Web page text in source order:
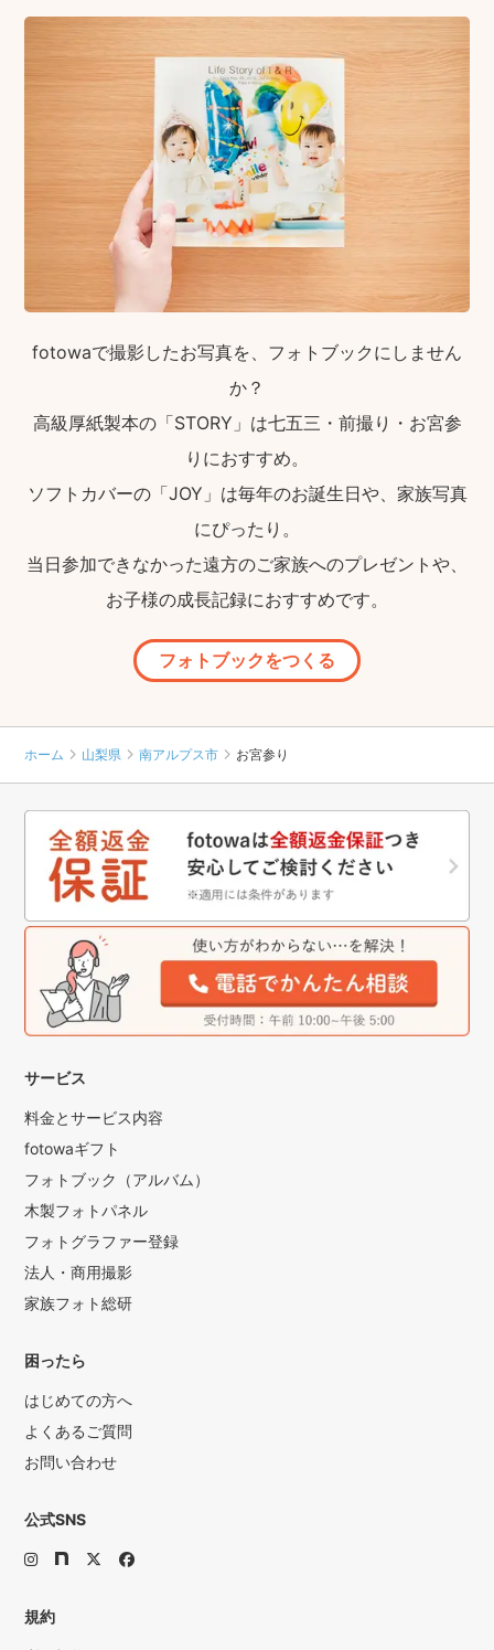
fotowaで撮影したお写真を、フォトブックにしません
か？
高級厚紙製本の「STORY」は七五三・前撮り・お宮参
りにおすすめ。
ソフトカバーの「JOY」は毎年のお誕生日や、家族写真
にぴったり。
当日参加できなかった遠方のご家族へのプレゼントや、
お子様の成長記録におすすめです。
フォトブックをつくる
ホーム 山梨県 南アルプス市 お宮参り
サービス
料金とサービス内容
fotowaギフト
フォトブック（アルバム）
木製フォトパネル
フォトグラファー登録
法人・商用撮影
家族フォト総研
困ったら
はじめての方へ
よくあるご質問
お問い合わせ
公式SNS
規約